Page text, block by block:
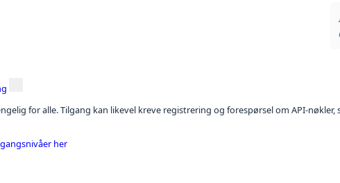
for alle. Tilgang kan likevel kreve registrering og forespørsel om API-
her